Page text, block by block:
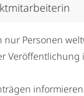
nur Personen
Veröffentlichung